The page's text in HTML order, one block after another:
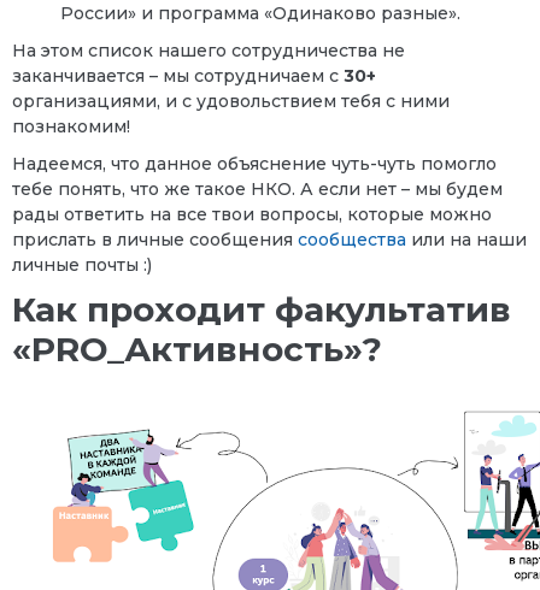
России» и программа «Одинаково разные».
На этом список нашего сотрудничества не
заканчивается – мы сотрудничаем с 30+
организациями, и с удовольствием тебя с ними
познакомим!
Надеемся, что данное объяснение чуть-чуть помогло
тебе понять, что же такое НКО. А если нет – мы будем
рады ответить на все твои вопросы, которые можно
прислать в личные сообщения сообщества или на наши
личные почты :)
Как проходит факультатив
«PRO_Активность»?